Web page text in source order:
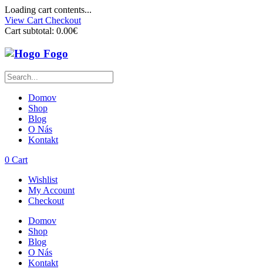
Loading cart contents...
View Cart Checkout
Cart subtotal: 0.00€
Domov
Shop
Blog
O Nás
Kontakt
0 Cart
Wishlist
My Account
Checkout
Domov
Shop
Blog
O Nás
Kontakt